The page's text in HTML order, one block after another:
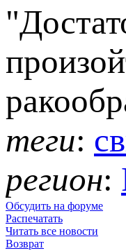
теги:
регион:
Обсудить на форуме
Распечатать
Читать все новости
Возврат